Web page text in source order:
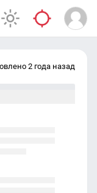
2 года назад